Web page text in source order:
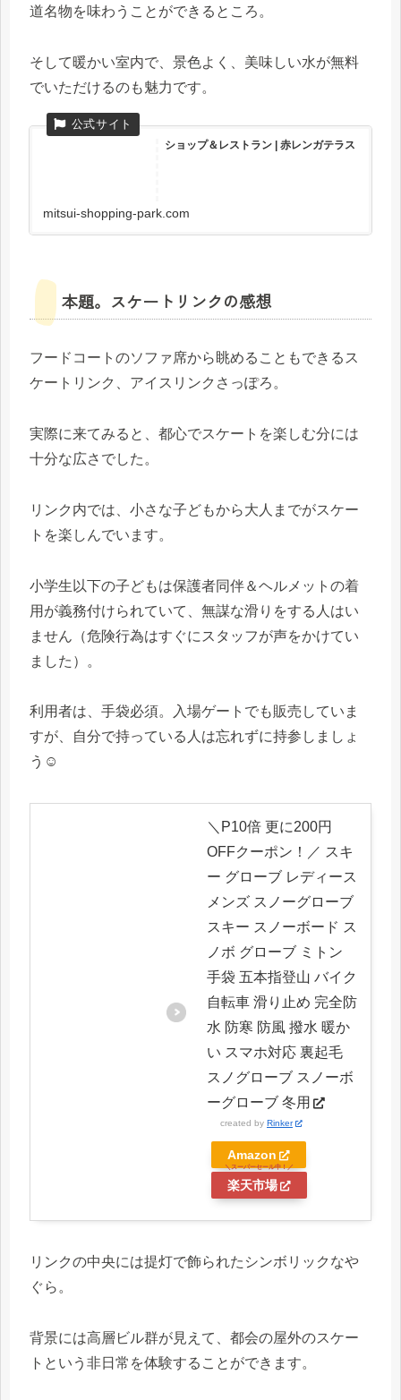
道名物を味わうことができるところ。
そして暖かい室内で、景色よく、美味しい水が無料
でいただけるのも魅力です。
ショップ＆レストラン | 赤レンガテラス
mitsui-shopping-park.com
本題。スケートリンクの感想
フードコートのソファ席から眺めることもできるス
ケートリンク、アイスリンクさっぽろ。
実際に来てみると、都心でスケートを楽しむ分には
十分な広さでした。
リンク内では、小さな子どもから大人までがスケー
トを楽しんでいます。
小学生以下の子どもは保護者同伴＆ヘルメットの着
用が義務付けられていて、無謀な滑りをする人はい
ません（危険行為はすぐにスタッフが声をかけてい
ました）。
利用者は、手袋必須。入場ゲートでも販売していま
すが、自分で持っている人は忘れずに持参しましょ
う☺️
＼P10倍 更に200円
OFFクーポン！／ スキ
ー グローブ レディース
メンズ スノーグローブ
スキー スノーボード ス
ノボ グローブ ミトン
手袋 五本指登山 バイク
自転車 滑り止め 完全防
水 防寒 防風 撥水 暖か
い スマホ対応 裏起毛
スノグローブ スノーボ
ーグローブ 冬用
created by Rinker
Amazon
楽天市場
リンクの中央には提灯で飾られたシンボリックなや
ぐら。
背景には高層ビル群が見えて、都会の屋外のスケー
トという非日常を体験することができます。